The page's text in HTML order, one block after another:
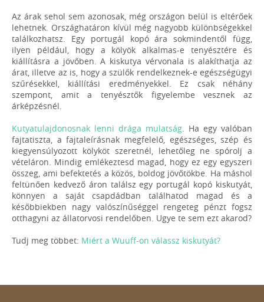
Az árak sehol sem azonosak, még országon belül is eltérőek
lehetnek. Országhatáron kívül még nagyobb különbségekkel
találkozhatsz. Egy portugál kopó ára sokmindentől függ,
ilyen például, hogy a kölyök alkalmas-e tenyésztére és
kiállításra a jövőben. A kiskutya vérvonala is alakíthatja az
árat, illetve az is, hogy a szülők rendelkeznek-e egészségügyi
szűrésekkel, kiállítási eredményekkel. Ez csak néhány
szempont, amit a tenyésztők figyelembe vesznek az
árképzésnél.
Kutyatulajdonosnak lenni drága mulatság . Ha egy valóban
fajtatiszta, a fajtaleírásnak megfelelő, egészséges, szép és
kiegyensúlyozott kölyköt szeretnél, lehetőleg ne spórolj a
vételáron. Mindig emlékeztesd magad, hogy ez egy egyszeri
összeg, ami befektetés a közös, boldog jövőtökbe. Ha máshol
feltünően kedvező áron találsz egy portugál kopó kiskutyát,
könnyen a saját csapdádban találhatod magad és a
későbbiekben nagy valószínűséggel rengeteg pénzt fogsz
otthagyni az állatorvosi rendelőben. Ugye te sem ezt akarod?
Tudj meg többet: Miért a Wuuff-on válassz kiskutyát?